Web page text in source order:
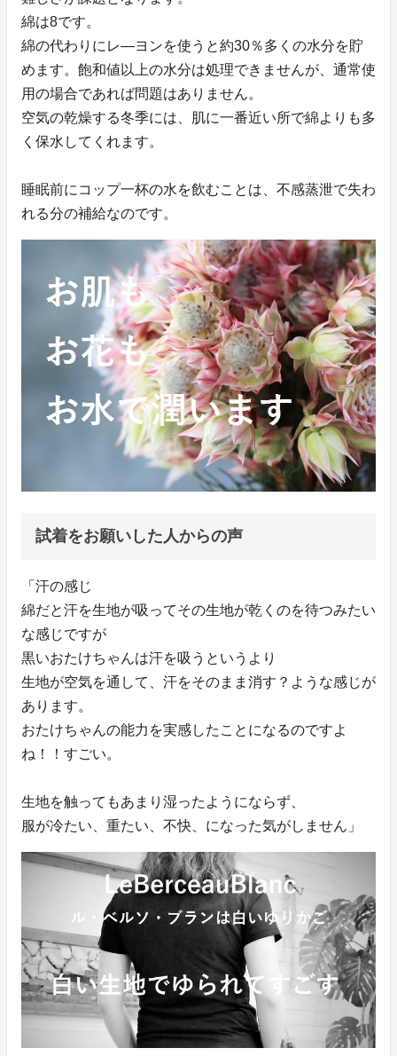
綿は8です。
綿の代わりにレ―ヨンを使うと約30％多くの水分を貯
めます。飽和値以上の水分は処理できませんが、通常使
用の場合であれば問題はありません。
空気の乾燥する冬季には、肌に一番近い所で綿よりも多
く保水してくれます。
睡眠前にコップ一杯の水を飲むことは、不感蒸泄で失わ
れる分の補給なのです。
試着をお願いした人からの声
「汗の感じ
綿だと汗を生地が吸ってその生地が乾くのを待つみたい
な感じですが
黒いおたけちゃんは汗を吸うというより
生地が空気を通して、汗をそのまま消す？ような感じが
あります。
おたけちゃんの能力を実感したことになるのですよ
ね！！すごい。
生地を触ってもあまり湿ったようにならず、
服が冷たい、重たい、不快、になった気がしません」